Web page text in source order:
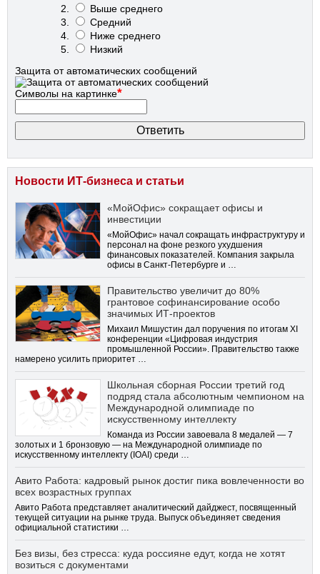
Выше среднего
Средний
Ниже среднего
Низкий
Защита от автоматических сообщений
Символы на картинке*
Новости ИТ-бизнеса и статьи
«МойОфис» сокращает офисы и
инвестиции
«МойОфис» начал сокращать инфраструктуру и
персонал на фоне резкого ухудшения
финансовых показателей. Компания закрыла
офисы в Санкт-Петербурге и …
Правительство увеличит до 80%
грантовое софинансирование особо
значимых ИТ-проектов
Михаил Мишустин дал поручения по итогам XI
конференции «Цифровая индустрия
промышленной России». Правительство также
намерено усилить приоритет …
Школьная сборная России третий год
подряд стала абсолютным чемпионом на
Международной олимпиаде по
искусственному интеллекту
Команда из России завоевала 8 медалей — 7
золотых и 1 бронзовую — на Международной олимпиаде по
искусственному интеллекту (IOAI) среди …
Авито Работа: кадровый рынок достиг пика вовлеченности во
всех возрастных группах
Авито Работа представляет аналитический дайджест, посвященный
текущей ситуации на рынке труда. Выпуск объединяет сведения
официальной статистики …
Без визы, без стресса: куда россияне едут, когда не хотят
возиться с документами